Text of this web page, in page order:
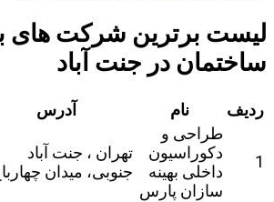
لیست برترین شرکت های
ساختمان در جنت آباد
ردیف نام آدرس
1
طراحی و
دکوراسیون
داخلی بهینه
سازان پارس
تهران ، جنت آباد
جنوبی، میدان